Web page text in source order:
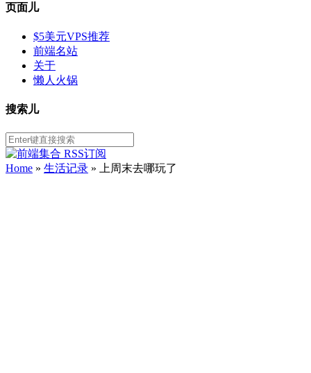
页面儿
$5美元VPS推荐
前端名站
关于
懒人火锅
搜索儿
Home » 生活记录 » 上周末去哪玩了